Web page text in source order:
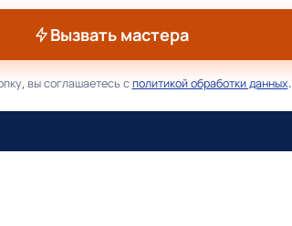
Вызвать мастера
вы соглашаетесь сполитикой обработки данных.